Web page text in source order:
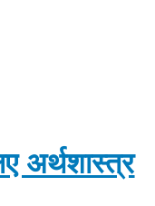
अर्थशास्त्र